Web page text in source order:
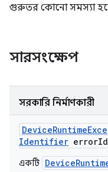
গুরুতর কোনো সমস্যা
সারসংক্ষেপ
সরকারি নির্মাণকারী
DeviceRuntime
Identifier error
একটি